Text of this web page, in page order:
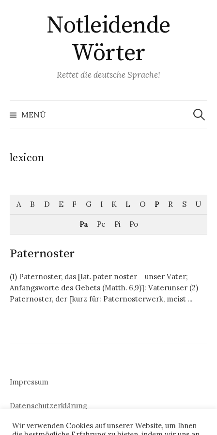
Notleidende
Wörter
Rettet die deutsche Sprache!
MENÜ
Suchen
nach:
lexicon
A B D E F G I K L O P R S U
Pa Pe Pi Po
Paternoster
(1) Paternoster, das [lat. pater noster = unser Vater;
Anfangsworte des Gebets (Matth. 6,9)]: Vaterunser (2)
Paternoster, der [kurz für: Paternosterwerk, meist ...
Impressum
Datenschutzerklärung
Wir verwenden Cookies auf unserer Website, um Ihnen